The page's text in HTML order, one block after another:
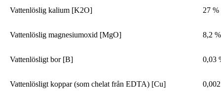
Vattenlöslig kalium [K2O] 27 %
Vattenlöslig magnesiumoxid [MgO] 8,2 %
Vattenlösligt bor [B] 0,03
Vattenlösligt koppar (som chelat från EDTA) [Cu]